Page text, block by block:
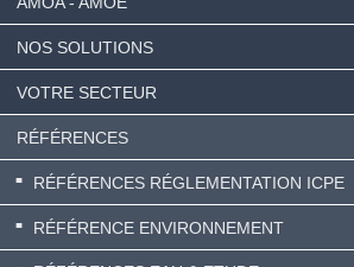
NOS SOLUTIONS
VOTRE SECTEUR
RÉFÉRENCES
RÉFÉRENCES RÉGLEMENTATION ICPE
RÉFÉRENCE ENVIRONNEMENT